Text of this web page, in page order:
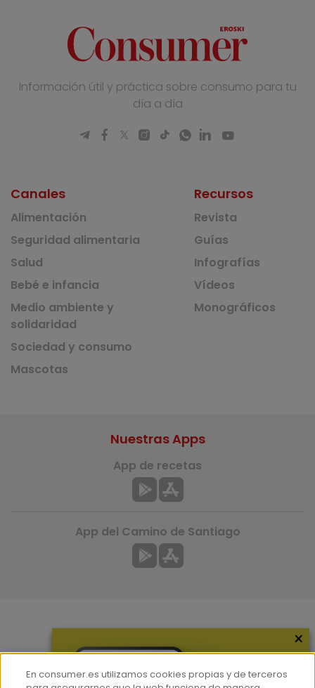
Información útil y práctica sobre consumo para tu
día a día
Canales
Alimentación
Seguridad alimentaria
Salud
Bebé e infancia
Medio ambiente y
solidaridad
Sociedad y consumo
Mascotas
Recursos
Revista
Guías
Infografías
Vídeos
Monográficos
Nuestras Apps
App de recetas
App del Camino de Santiago
×
En consumer.es utilizamos cookies propias y de terceros